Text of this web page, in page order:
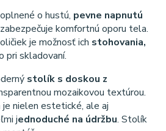
o hustú, pevne napnutú
komfortnú oporu tela.
je možnosť ich stohovania,
pri skladovaní.
stolík s doskou z
mozaikovou textúrou.
je nielen estetické, ale aj
jednoduché na údržbu. Stolík